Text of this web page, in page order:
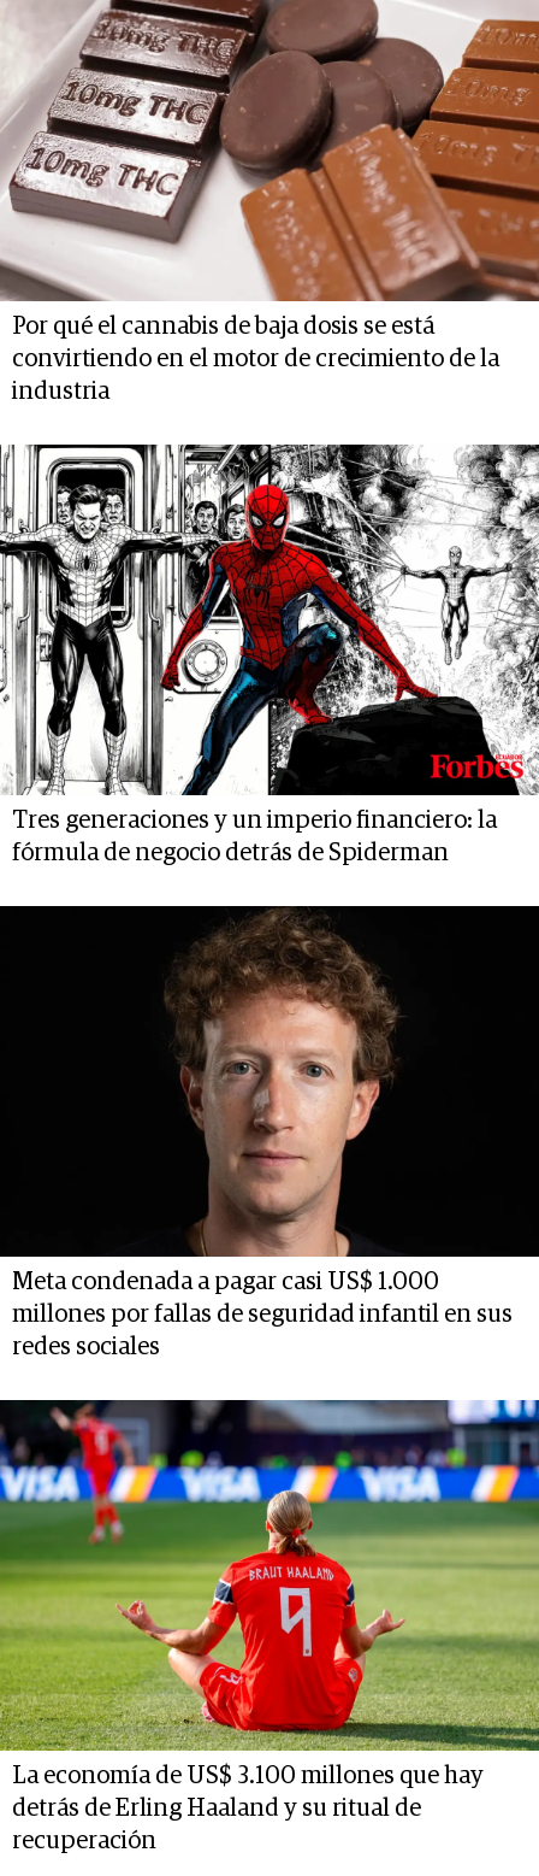
Por qué el cannabis de baja dosis se está
convirtiendo en el motor de crecimiento de la
industria
Tres generaciones y un imperio financiero: la
fórmula de negocio detrás de Spiderman
Meta condenada a pagar casi US$ 1.000
millones por fallas de seguridad infantil en sus
redes sociales
La economía de US$ 3.100 millones que hay
detrás de Erling Haaland y su ritual de
recuperación